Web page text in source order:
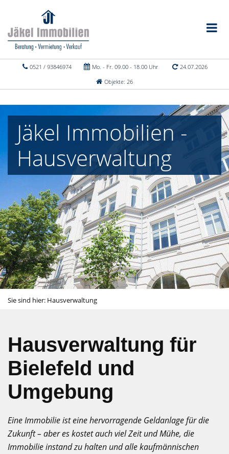
0521 / 93846974 Mo. - Fr. 09.00 - 18.00 Uhr
24.07.2026
Objekte: 26
Jäkel Immobilien -
Hausverwaltung
Sie sind hier: Hausverwaltung
Hausverwaltung für
Bielefeld und
Umgebung
Eine Immobilie ist eine hervorragende Geldanlage für die
Zukunft – aber es kostet auch viel Zeit und Mühe, die
Immobilie instand zu halten und alle kaufmännischen